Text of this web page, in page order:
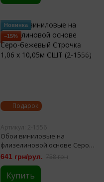
Подарок
Новинка
−15%
Артикул: 2-1556
Обои виниловые на
флизелиновой основе Серо-
бежевый Строчка 1,06 х
10,05м СШТ (2-1556)
641 грн/рул. 758 грн
Купить